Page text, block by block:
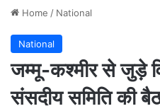
Home / National
National
जम्मू-कश्मीर से जुड़े
संसदीय समिति की